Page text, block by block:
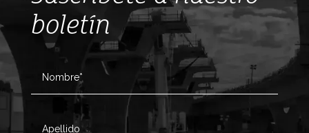
boletín